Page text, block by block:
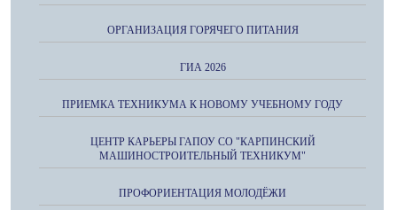
ОРГАНИЗАЦИЯ ГОРЯЧЕГО ПИТАНИЯ
ГИА 2026
ПРИЕМКА ТЕХНИКУМА К НОВОМУ УЧЕБНОМУ ГОДУ
ЦЕНТР КАРЬЕРЫ ГАПОУ СО "КАРПИНСКИЙ
МАШИНОСТРОИТЕЛЬНЫЙ ТЕХНИКУМ"
ПРОФОРИЕНТАЦИЯ МОЛОДЁЖИ